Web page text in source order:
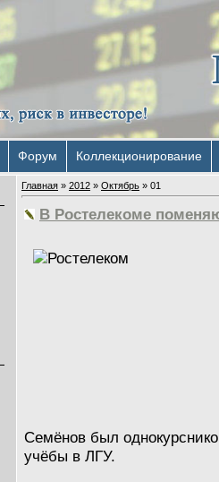
Форум Коллекционирование
Главная » 2012 » Октябрь » 01
В Ростелекоме
Семёнов был
учёбы в ЛГУ.